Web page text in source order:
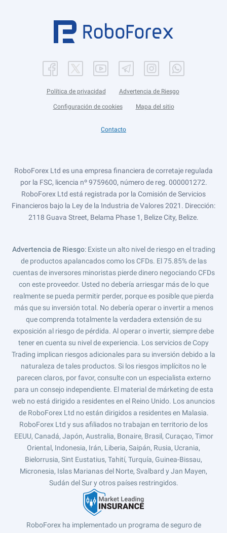
Política de privacidad Advertencia de Riesgo
Configuración de cookies Mapa del sitio
Contacto
RoboForex Ltd es una empresa financiera de corretaje regulada
por la FSC, licencia nº 9759600, número de reg. 000001272.
RoboForex Ltd está registrada por la Comisión de Servicios
Financieros bajo la Ley de la Industria de Valores 2021. Dirección:
2118 Guava Street, Belama Phase 1, Belize City, Belize.
Advertencia de Riesgo: Existe un alto nivel de riesgo en el trading
de productos apalancados como los CFDs. El 75.85% de las
cuentas de inversores minoristas pierde dinero negociando CFDs
con este proveedor. Usted no debería arriesgar más de lo que
realmente se pueda permitir perder, porque es posible que pierda
más que su inversión total. No debería operar o invertir a menos
que comprenda totalmente la verdadera extensión de su
exposición al riesgo de pérdida. Al operar o invertir, siempre debe
tener en cuenta su nivel de experiencia. Los servicios de Copy
Trading implican riesgos adicionales para su inversión debido a la
naturaleza de tales productos. Si los riesgos implícitos no le
parecen claros, por favor, consulte con un especialista externo
para un consejo independiente. El material de márketing de esta
web no está dirigido a residentes en el Reino Unido. Los anuncios
de RoboForex Ltd no están dirigidos a residentes en Malasia.
RoboForex Ltd y sus afiliados no trabajan en territorio de los
EEUU, Canadá, Japón, Australia, Bonaire, Brasil, Curaçao, Timor
Oriental, Indonesia, Irán, Liberia, Saipán, Rusia, Ucrania,
Bielorrusia, Sint Eustatius, Tahití, Turquía, Guinea-Bissau,
Micronesia, Islas Marianas del Norte, Svalbard y Jan Mayen,
Sudán del Sur y otros países restringidos.
RoboForex ha implementado un programa de seguro de